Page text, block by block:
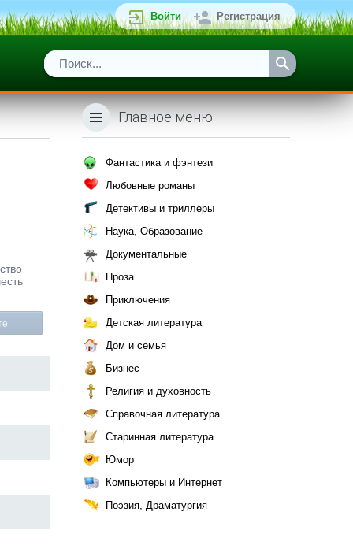
Войти Регистрация
Главное меню
Фантастика и фэнтези
Любовные романы
Детективы и триллеры
Наука, Образование
Документальные
Проза
Приключения
Детская литература
Дом и семья
Бизнес
Религия и духовность
Справочная литература
Старинная литература
Юмор
Компьютеры и Интернет
Поэзия, Драматургия